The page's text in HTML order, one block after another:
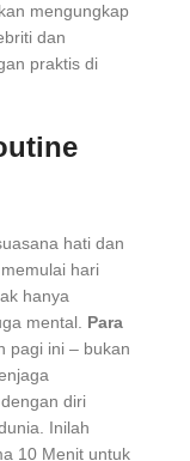
mengungkap
dan
praktis di
hati dan
hari
hanya
mental. Para
pagi ini – bukan
diri
Inilah
10 Menit untuk